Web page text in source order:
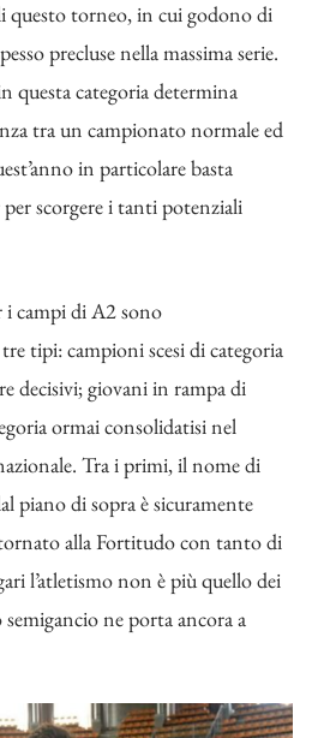
questo torneo, in cui godono di
precluse nella massima serie.
questa categoria determina
tra un campionato normale ed
in particolare basta
scorgere i tanti potenziali
campi di A2 sono
tipi: campioni scesi di categoria
decisivi; giovani in rampa di
ormai consolidatisi nel
Tra i primi, il nome di
piano di sopra è sicuramente
alla Fortitudo con tanto di
l’atletismo non è più quello dei
ne porta ancora a